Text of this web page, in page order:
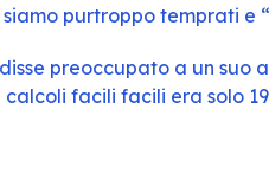
purtroppo temprati e
preoccupato a un suo
facili facili era solo